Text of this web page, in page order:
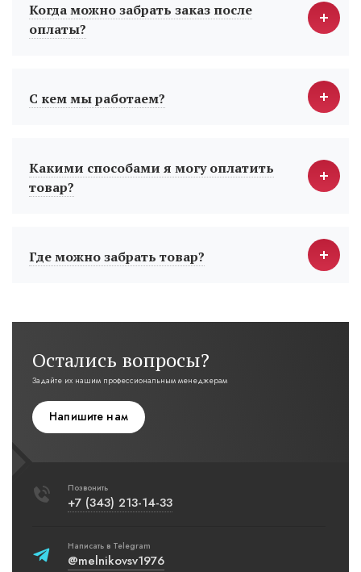
Когда можно забрать заказ после
оплаты?
С кем мы работаем?
Какими способами я могу оплатить
товар?
Где можно забрать товар?
Остались вопросы?
Задайте их нашим профессиональным менеджерам
Напишите нам
Позвонить
+7 (343) 213-14-33
Написать в Telegram
@melnikovsv1976